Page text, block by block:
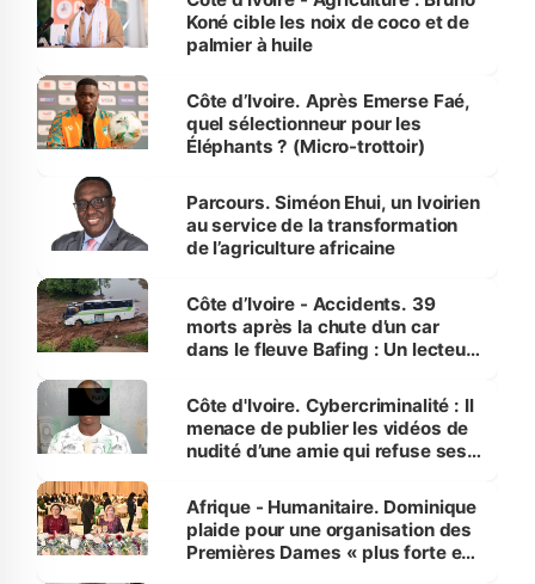
Koné cible les noix de coco et de
palmier à huile
Côte d’Ivoire. Après Emerse Faé,
quel sélectionneur pour les
Éléphants ? (Micro-trottoir)
Parcours. Siméon Ehui, un Ivoirien
au service de la transformation
de l’agriculture africaine
Côte d’Ivoire - Accidents. 39
morts après la chute d’un car
dans le fleuve Bafing : Un lecteur
des Transports
Côte d'Ivoire. Cybercriminalité : Il
menace de publier les vidéos de
nudité d’une amie qui refuse ses
Afrique - Humanitaire. Dominique
plaide pour une organisation des
Premières Dames « plus forte et